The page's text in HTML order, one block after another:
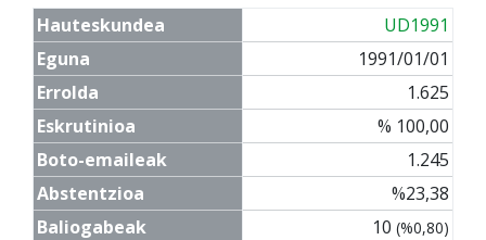
Hauteskundea
UD1991
Eguna
1991/01/01
Errolda
1.625
Eskrutinioa
% 100,00
Boto-emaileak
1.245
Abstentzioa
%23,38
Baliogabeak
10 (%0,80)